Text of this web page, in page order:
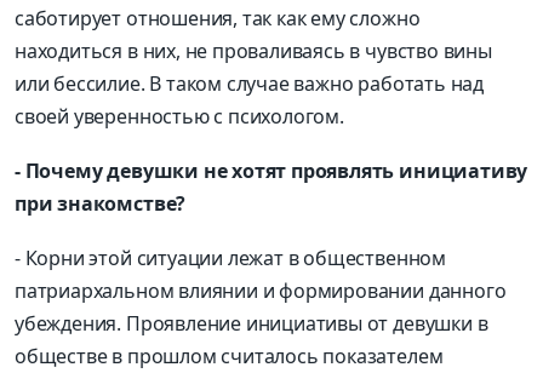
саботирует отношения, так как ему сложно
находиться в них, не проваливаясь в чувство вины
или бессилие. В таком случае важно работать над
своей уверенностью с психологом.
- Почему девушки не хотят проявлять инициативу
при знакомстве?
- Корни этой ситуации лежат в общественном
патриархальном влиянии и формировании данного
убеждения. Проявление инициативы от девушки в
обществе в прошлом считалось показателем